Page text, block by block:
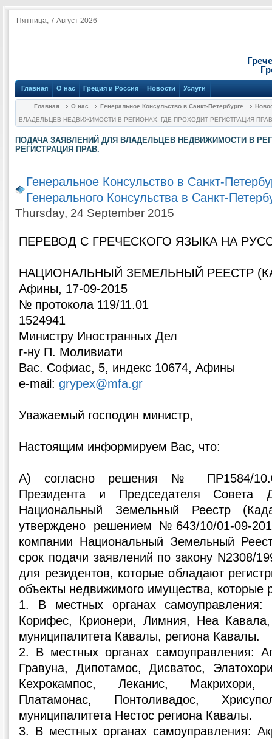
Пятница, 7 Август 2026
Главная О нас Греция и Россия Новости Услуги
Главная О нас Генеральное Консульство в Санкт-Петербурге
ВЛАДЕЛЬЦЕВ НЕДВИЖИМОСТИ В РЕГИОНАХ, ГДЕ ПРОХОДИТ РЕГИСТРАЦИЯ
ПОДАЧА ЗАЯВЛЕНИЙ ДЛЯ ВЛАДЕЛЬЦЕВ НЕДВИЖИМОСТИ В
РЕГИСТРАЦИЯ ПРАВ.
Генеральное Консульство в Санкт-
Генерального Консульства в Санкт-
Thursday, 24 September 2015
ПЕРЕВОД С ГРЕЧЕСКОГО ЯЗЫКА НА
НАЦИОНАЛЬНЫЙ ЗЕМЕЛЬНЫЙ РЕЕСТР
Афины, 17-09-2015
№ протокола 119/11.01
1524941
Министру Иностранных Дел
г-ну П. Моливиати
Вас. Софиас, 5, индекс 10674, Афины
e-mail:grypex@mfa.gr
Уважаемый господин министр,
Настоящим информируем Вас, что:
А) согласно решения № ПР1584/
Президента и Председателя Совета
Национальный Земельный Реестр
утверждено решением №643/10/01-09-
компании Национальный Земельный
срок подачи заявлений по закону N2308/
для резидентов, которые обладают
объекты недвижимого имущества, которые
1. В местных органах самоуправления:
Корифес, Крионери, Лимния, Неа
муниципалитета Кавалы, региона Кавалы.
2. В местных органах самоуправления:
Гравуна, Дипотамос, Дисватос,
Кехрокампос, Леканис, Макрихори,
Платамонас, Понтоливадос,
муниципалитета Нестос региона Кавалы.
3. В местных органах самоуправления: